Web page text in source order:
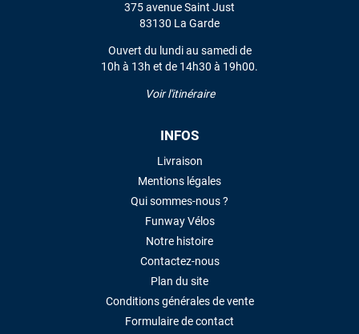
375 avenue Saint Just
83130 La Garde
Ouvert du lundi au samedi de
10h à 13h et de 14h30 à 19h00.
Voir l'itinéraire
INFOS
Livraison
Mentions légales
Qui sommes-nous ?
Funway Vélos
Notre histoire
Contactez-nous
Plan du site
Conditions générales de vente
Formulaire de contact